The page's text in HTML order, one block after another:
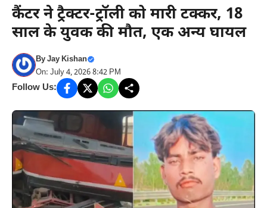
कैंटर ने ट्रैक्टर-ट्रॉली को मारी टक्कर, 18
साल के युवक की मौत, एक अन्य घायल
ByJay Kishan
On: July 4, 2026 8:42 PM
Follow Us: